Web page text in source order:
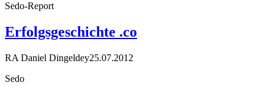
Sedo-Report
Erfolgsgeschichte .co
RA Daniel Dingeldey25.07.2012
Sedo